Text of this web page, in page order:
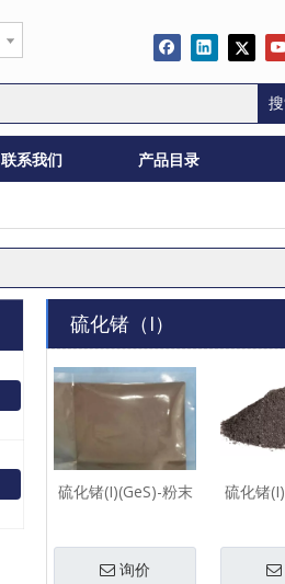
联系我们 产品目录
硫化锗（I）
硫化锗(I)(GeS)-粉末
询价
硫化锗